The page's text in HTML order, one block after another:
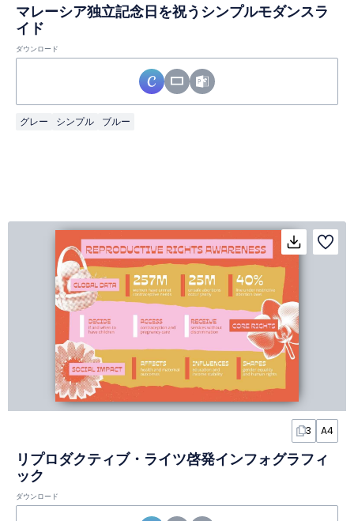
マレーシア独立記念日を祝うシンプルモダンスラ
イド
ダウンロード
グレー シンプル ブルー
3 A4
リプロダクティブ・ライツ啓発インフォグラフィ
ック
ダウンロード